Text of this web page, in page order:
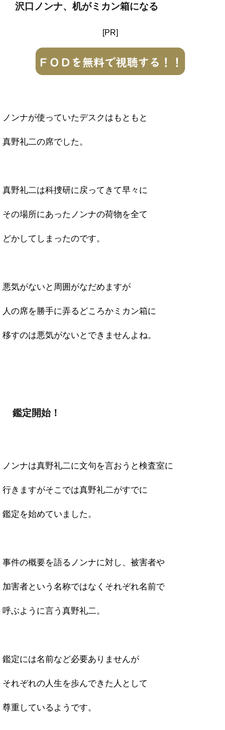
沢口ノンナ、机がミカン箱になる
[PR]
ノンナが使っていたデスクはもともと
真野礼二の席でした。
真野礼二は科捜研に戻ってきて早々に
その場所にあったノンナの荷物を全て
どかしてしまったのです。
悪気がないと周囲がなだめますが
人の席を勝手に弄るどころかミカン箱に
移すのは悪気がないとできませんよね。
鑑定開始！
ノンナは真野礼二に文句を言おうと検査室に
行きますがそこでは真野礼二がすでに
鑑定を始めていました。
事件の概要を語るノンナに対し、被害者や
加害者という名称ではなくそれぞれ名前で
呼ぶように言う真野礼二。
鑑定には名前など必要ありませんが
それぞれの人生を歩んできた人として
尊重しているようです。